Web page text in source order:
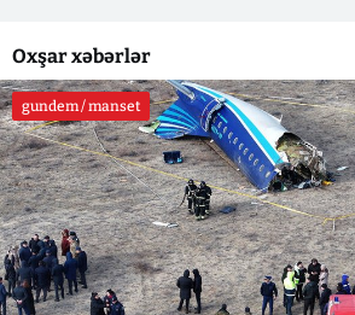
Oxşar xəbərlər
gundem / manset